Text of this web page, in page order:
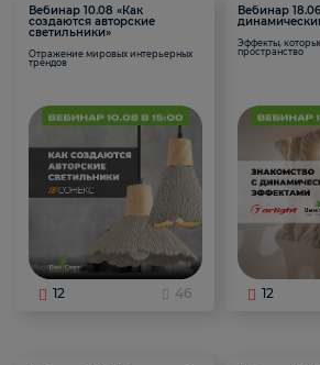
Вебинар 10.08 «Как
создаются авторские
светильники»
Отражение мировых интерьерных
трендов
12 46
Вебинар
Эффекты,
пространство
12